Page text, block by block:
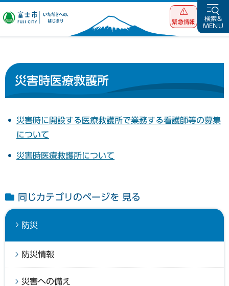
富士市 いただ
緊急情報
検索&
MENU
災害時医療救護所
災害時に開設する医療救護所で業務する看護師等の募集
について
災害時医療救護所について
同じカテゴリのページを 見る
防災
防災情報
災害への備え